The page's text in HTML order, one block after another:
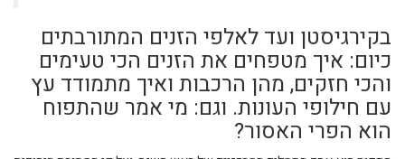
בקירגיסטן ועד לאלפי הזנים המתורבתים
כיום: איך מטפחים את הזנים הכי טעימים
והכי חזקים, מהן הרכבות ואיך מתמודד עץ
עם חילופי העונות. וגם: מי אמר שהתפוח
הוא הפרי האסור?